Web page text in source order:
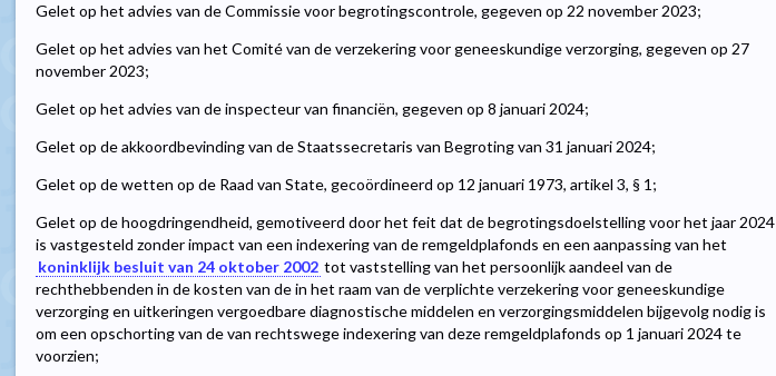
Gelet op het advies van de Commissie voor begrotingscontrole, gegeven op 22 november 2023;
Gelet op het advies van het Comité van de verzekering voor geneeskundige verzorging, gegeven op 27
november 2023;
Gelet op het advies van de inspecteur van financiën, gegeven op 8 januari 2024;
Gelet op de akkoordbevinding van de Staatssecretaris van Begroting van 31 januari 2024;
Gelet op de wetten op de Raad van State, gecoördineerd op 12 januari 1973, artikel 3, § 1;
Gelet op de hoogdringendheid, gemotiveerd door het feit dat de begrotingsdoelstelling voor het jaar 2024
is vastgesteld zonder impact van een indexering van de remgeldplafonds en een aanpassing van het
koninklijk besluit van 24 oktober 2002 tot vaststelling van het persoonlijk aandeel van de
rechthebbenden in de kosten van de in het raam van de verplichte verzekering voor geneeskundige
verzorging en uitkeringen vergoedbare diagnostische middelen en verzorgingsmiddelen bijgevolg nodig is
om een opschorting van de van rechtswege indexering van deze remgeldplafonds op 1 januari 2024 te
voorzien;